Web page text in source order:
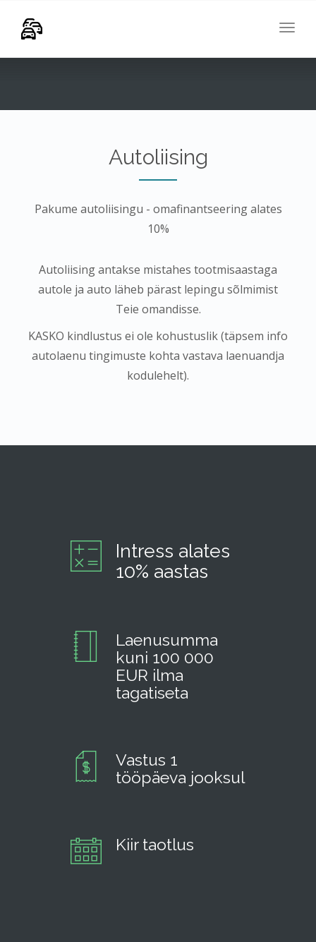
Autoliising
Pakume autoliisingu - omafinantseering alates
10%
Autoliising antakse mistahes tootmisaastaga
autole ja auto läheb pärast lepingu sõlmimist
Teie omandisse.
KASKO kindlustus ei ole kohustuslik (täpsem info
autolaenu tingimuste kohta vastava laenuandja
kodulehelt).
Intress alates
10% aastas
Laenusumma
kuni 100 000
EUR ilma
tagatiseta
Vastus 1
tööpäeva jooksul
Kiir taotlus